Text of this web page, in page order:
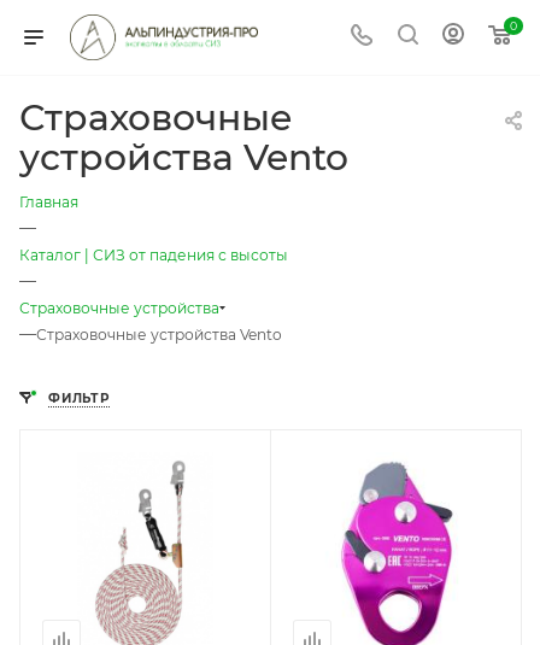
0
Страховочные
устройства Vento
Главная
—
Каталог | СИЗ от падения с высоты
—
Страховочные устройства
—Страховочные устройства Vento
ФИЛЬТР